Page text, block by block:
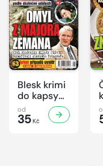
Blesk krimi
do kapsy
č.5/2026
od
35Kč